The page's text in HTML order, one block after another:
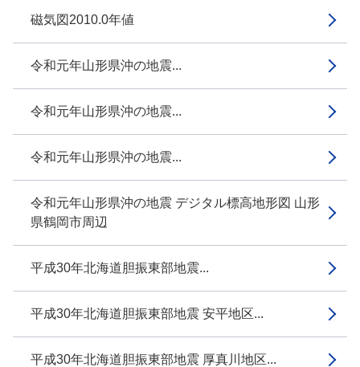
磁気図2010.0年値
令和元年山形県沖の地震...
令和元年山形県沖の地震...
令和元年山形県沖の地震...
令和元年山形県沖の地震 デジタル標高地形図 山形
県鶴岡市周辺
平成30年北海道胆振東部地震...
平成30年北海道胆振東部地震 安平地区...
平成30年北海道胆振東部地震 厚真川地区...